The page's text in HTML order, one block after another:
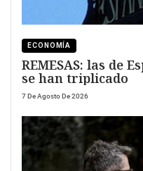
ECONOMÍA
REMESAS: las de
se han triplicado
7 De Agosto De 2026